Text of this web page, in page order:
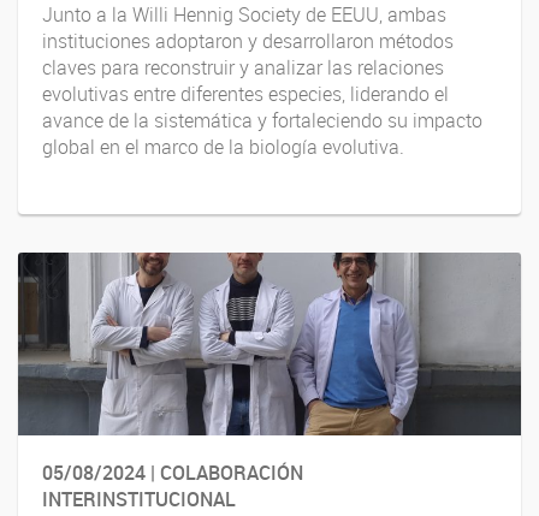
Junto a la Willi Hennig Society de EEUU, ambas
instituciones adoptaron y desarrollaron métodos
claves para reconstruir y analizar las relaciones
evolutivas entre diferentes especies, liderando el
avance de la sistemática y fortaleciendo su impacto
global en el marco de la biología evolutiva.
05/08/2024 | COLABORACIÓN
INTERINSTITUCIONAL